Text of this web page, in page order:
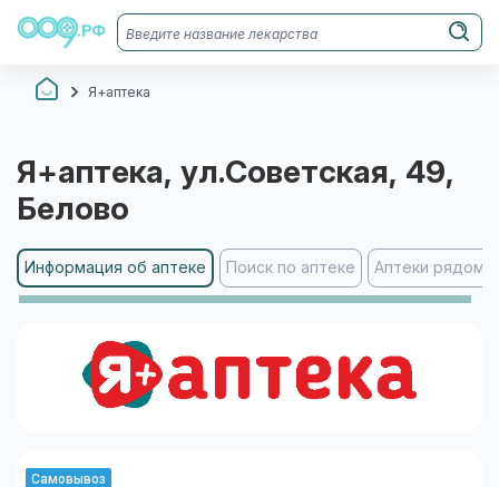
Я+аптека
Я+аптека, ул.Советская, 49,
Белово
Информация об аптеке Поиск по аптеке Аптеки рядом
Самовывоз